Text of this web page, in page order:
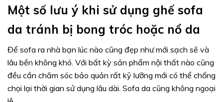
Một số lưu ý khi sử dụng ghế sofa
da tránh bị bong tróc hoặc nổ da
Để sofa ra nhà bạn lúc nào cũng đẹp như mới sạch sẽ và
lâu bền không khó. Với bất kỳ sản phẩm nội thất nào cũng
đều cần chăm sóc bảo quản rất kỹ lưỡng mới có thể chống
chọi lại thời gian sử dụng lâu dài. Sofa da cũng không ngoại